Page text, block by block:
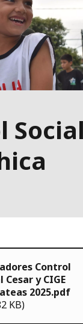
Social
Control
Cesar y CIGE
2025.pdf
KB)